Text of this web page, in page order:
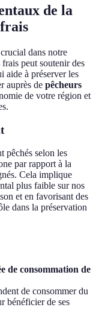
de la
dans notre
peut soutenir des
aide à préserver les
auprès de pêcheurs
de votre région et
pêchés selon les
par rapport à la
Cela implique
plus faible sur nos
et en favorisant des
dans la préservation
de consommation de
de consommer du
bénéficier de ses